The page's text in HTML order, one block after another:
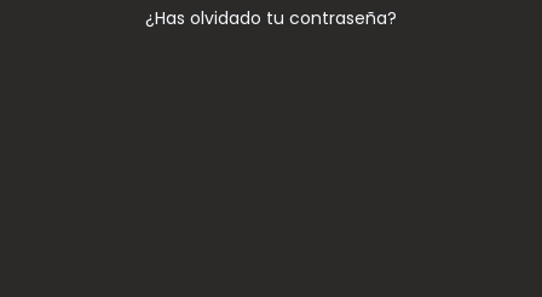
¿Has olvidado tu contraseña?
Volver atrás